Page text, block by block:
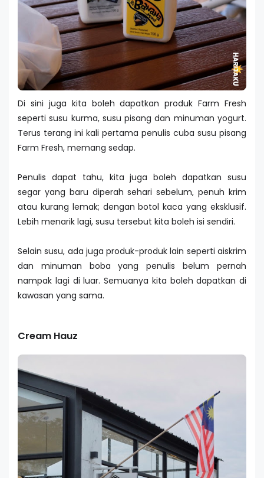
Di sini juga kita boleh dapatkan produk Farm Fresh
seperti susu kurma, susu pisang dan minuman yogurt.
Terus terang ini kali pertama penulis cuba susu pisang
Farm Fresh, memang sedap.
Penulis dapat tahu, kita juga boleh dapatkan susu
segar yang baru diperah sehari sebelum, penuh krim
atau kurang lemak; dengan botol kaca yang eksklusif.
Lebih menarik lagi, susu tersebut kita boleh isi sendiri.
Selain susu, ada juga produk-produk lain seperti aiskrim
dan minuman boba yang penulis belum pernah
nampak lagi di luar. Semuanya kita boleh dapatkan di
kawasan yang sama.
Cream Hauz